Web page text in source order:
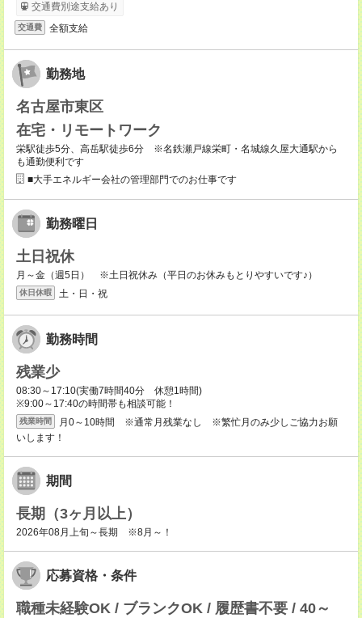
交通費別途支給あり
交通費 全額支給
勤務地
名古屋市東区
在宅・リモートワーク
栄駅徒歩5分、高岳駅徒歩6分 ※名鉄瀬戸線栄町・名城線久屋大通駅から
も通勤便利です
■大手エネルギー会社の管理部門でのお仕事です
勤務曜日
土日祝休
月～金（週5日） ※土日祝休み（平日のお休みもとりやすいです♪）
休日休暇 土・日・祝
勤務時間
残業少
08:30～17:10(実働7時間40分 休憩1時間)
※9:00～17:40の時間帯も相談可能！
残業時間
月0～10時間 ※通常月残業なし ※繁忙月のみ少しご協力お願
いします！
期間
長期（3ヶ月以上）
2026年08月上旬～長期 ※8月～！
応募資格・条件
職種未経験OK / ブランクOK / 履歴書不要 / 40～